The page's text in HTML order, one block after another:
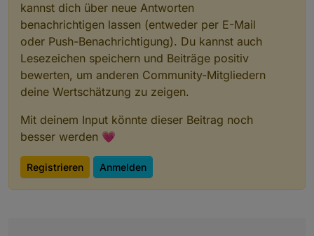
kannst dich über neue Antworten
benachrichtigen lassen (entweder per E-Mail
oder Push-Benachrichtigung). Du kannst auch
Lesezeichen speichern und Beiträge positiv
bewerten, um anderen Community-Mitgliedern
deine Wertschätzung zu zeigen.
Mit deinem Input könnte dieser Beitrag noch
besser werden 💗
Registrieren Anmelden